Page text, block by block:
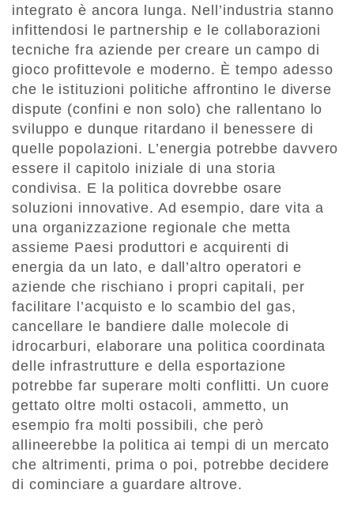
integrato è ancora lunga. Nell’industria stanno
infittendosi le partnership e le collaborazioni
tecniche fra aziende per creare un campo di
gioco profittevole e moderno. È tempo adesso
che le istituzioni politiche affrontino le diverse
dispute (confini e non solo) che rallentano lo
sviluppo e dunque ritardano il benessere di
quelle popolazioni. L’energia potrebbe davvero
essere il capitolo iniziale di una storia
condivisa. E la politica dovrebbe osare
soluzioni innovative. Ad esempio, dare vita a
una organizzazione regionale che metta
assieme Paesi produttori e acquirenti di
energia da un lato, e dall’altro operatori e
aziende che rischiano i propri capitali, per
facilitare l’acquisto e lo scambio del gas,
cancellare le bandiere dalle molecole di
idrocarburi, elaborare una politica coordinata
delle infrastrutture e della esportazione
potrebbe far superare molti conflitti. Un cuore
gettato oltre molti ostacoli, ammetto, un
esempio fra molti possibili, che però
allineerebbe la politica ai tempi di un mercato
che altrimenti, prima o poi, potrebbe decidere
di cominciare a guardare altrove.